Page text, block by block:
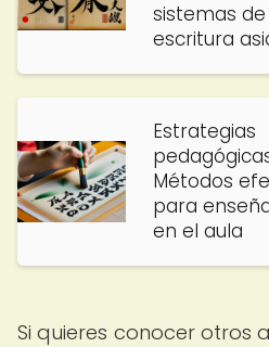
sistemas de
escritura
Estrategias
Métodos
para
en el aula
Si quieres conocer otros